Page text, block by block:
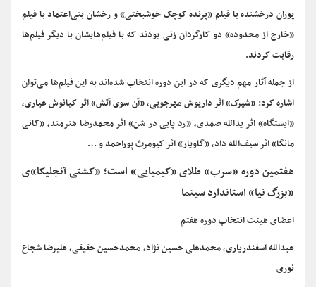
پوران درخشنده با فیلم «پرنده کوچک خوشبختی» و رخشان بنی‌اعتماد با فیلم
«خارج از محدوده» دو کارگردان زنی بودند که با فیلم‌هایشان با دیگر فیلم‌ها
رقابت کردند.
از جمله آثار مهم دیگری که در این دوره انتخاب شده‌اند به این فیلم‌ها می‌توان
اشاره کرد: «شیرک» اثر داریوش مهرجویی، «آن سوی آتش» اثر کیانوش عیاری،
«ایستگاه» اثر یدالله صمدی، «رد پایی در شن» اثر محمدرضا هنرمند، «کانی
مانگا» اثر سیف‌الله داد، «گاویار» اثر کیومرث پوراحمد و …
هفتمین دوره «سرب» طلای «کیمیایی» است؛ «کشتی آنجلیکا»ی
«بزرگ نیا» استاندارد سینما
اعضای هیئت انتخاب دوره هفتم
عبدالله اسفندریاری، محمدعلی حسین نژاد، محمدحسین حقیقی، علیرضا شجاع
نوری